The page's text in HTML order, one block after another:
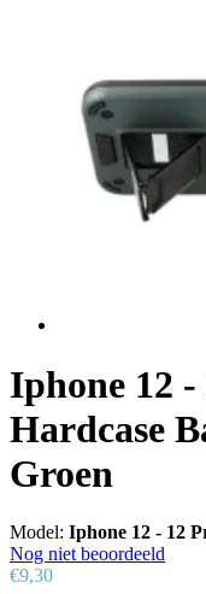
Iphone 12
Hardcase
Groen
Model: Iphone 12 - 12
Nog niet beoordeeld
€9,30